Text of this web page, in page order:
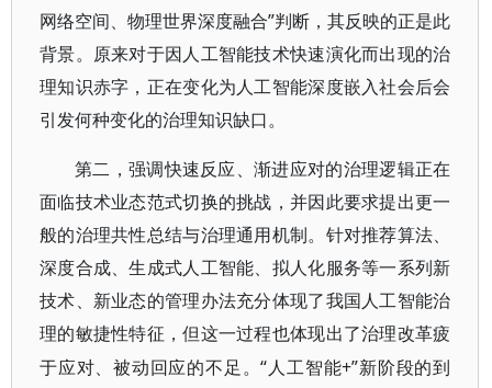
网络空间、物理世界深度融合”判断，其反映的正是此
背景。原来对于因人工智能技术快速演化而出现的治
理知识赤字，正在变化为人工智能深度嵌入社会后会
引发何种变化的治理知识缺口。
第二，强调快速反应、渐进应对的治理逻辑正在
面临技术业态范式切换的挑战，并因此要求提出更一
般的治理共性总结与治理通用机制。针对推荐算法、
深度合成、生成式人工智能、拟人化服务等一系列新
技术、新业态的管理办法充分体现了我国人工智能治
理的敏捷性特征，但这一过程也体现出了治理改革疲
于应对、被动回应的不足。“人工智能+”新阶段的到